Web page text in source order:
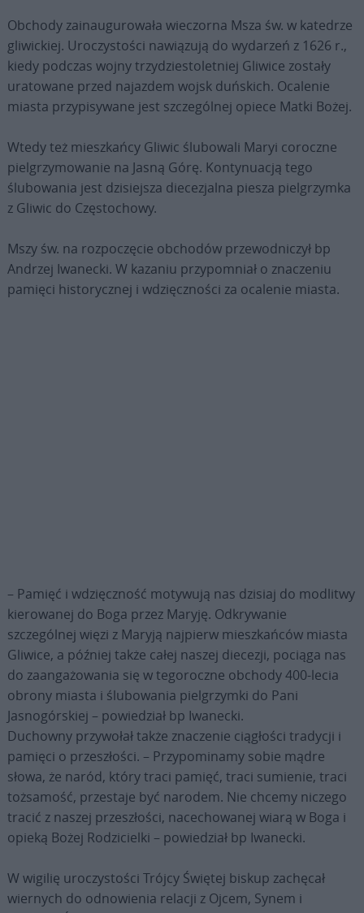
Obchody zainaugurowała wieczorna Msza św. w katedrze
gliwickiej. Uroczystości nawiązują do wydarzeń z 1626 r.,
kiedy podczas wojny trzydziestoletniej Gliwice zostały
uratowane przed najazdem wojsk duńskich. Ocalenie
miasta przypisywane jest szczególnej opiece Matki Bożej.
Wtedy też mieszkańcy Gliwic ślubowali Maryi coroczne
pielgrzymowanie na Jasną Górę. Kontynuacją tego
ślubowania jest dzisiejsza diecezjalna piesza pielgrzymka
z Gliwic do Częstochowy.
Mszy św. na rozpoczęcie obchodów przewodniczył bp
Andrzej Iwanecki. W kazaniu przypomniał o znaczeniu
pamięci historycznej i wdzięczności za ocalenie miasta.
– Pamięć i wdzięczność motywują nas dzisiaj do modlitwy
kierowanej do Boga przez Maryję. Odkrywanie
szczególnej więzi z Maryją najpierw mieszkańców miasta
Gliwice, a później także całej naszej diecezji, pociąga nas
do zaangażowania się w tegoroczne obchody 400-lecia
obrony miasta i ślubowania pielgrzymki do Pani
Jasnogórskiej – powiedział bp Iwanecki.
Duchowny przywołał także znaczenie ciągłości tradycji i
pamięci o przeszłości. – Przypominamy sobie mądre
słowa, że naród, który traci pamięć, traci sumienie, traci
tożsamość, przestaje być narodem. Nie chcemy niczego
tracić z naszej przeszłości, nacechowanej wiarą w Boga i
opieką Bożej Rodzicielki – powiedział bp Iwanecki.
W wigilię uroczystości Trójcy Świętej biskup zachęcał
wiernych do odnowienia relacji z Ojcem, Synem i